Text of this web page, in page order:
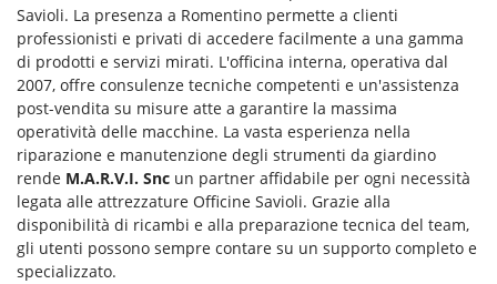
Savioli. La presenza a Romentino permette a clienti
professionisti e privati di accedere facilmente a una gamma
di prodotti e servizi mirati. L'officina interna, operativa dal
2007, offre consulenze tecniche competenti e un'assistenza
post-vendita su misure atte a garantire la massima
operatività delle macchine. La vasta esperienza nella
riparazione e manutenzione degli strumenti da giardino
rende M.A.R.V.I. Snc un partner affidabile per ogni necessità
legata alle attrezzature Officine Savioli. Grazie alla
disponibilità di ricambi e alla preparazione tecnica del team,
gli utenti possono sempre contare su un supporto completo e
specializzato.